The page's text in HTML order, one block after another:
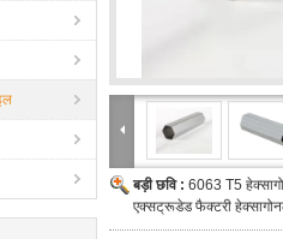
बड़ी छवि : 6063 T5
एक्सट्रूडेड फैक्टरी